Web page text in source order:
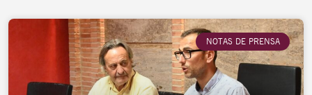
NOTAS DE PRENSA